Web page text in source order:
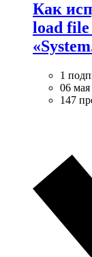
Как
load file
1
06 мая
147